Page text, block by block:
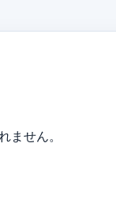
ません。